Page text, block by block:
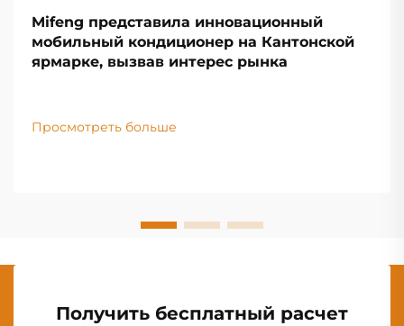
Mifeng представила инновационный
мобильный кондиционер на Кантонской
ярмарке, вызвав интерес рынка
Просмотреть больше
Получить бесплатный расчет